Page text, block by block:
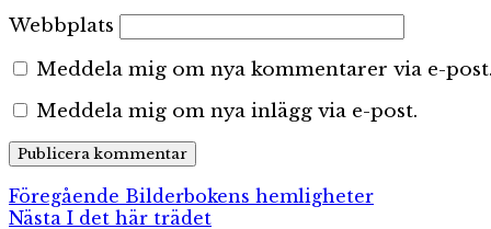
Webbplats
Meddela mig om nya kommentarer via e-
Meddela mig om nya inlägg via e-post.
Inläggsnavigering
Föregående Föregående
inlägg:
Bilderbokens hemligheter
Nästa Nästa
I det här trädet